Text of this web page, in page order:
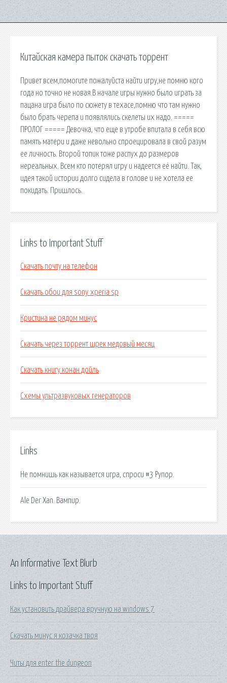
Китайская камера пыток скачать торрент
Привет всем,помогите пожалуйста найти игру,не помню кого
года но точно не новая.В начале игры нужно было играть за
пацана игра было по сюжету в техасе,помню что там нужно
было брать черепа и появлялись скелеты их надо. =====
ПРОЛОГ ===== Девочка, что еще в утробе впитала в себя всю
память матери и даже невольно спроецировала в свой разум
ее личность. Второй топик тоже распух до размеров
нереальных. Всем кто потерял игру и надеется её найти. Так,
идея такой истории долго сидела в голове и не хотела ее
покидать. Пришлось.
Links to Important Stuff
Скачать почту на телефон
Скачать обои для sony xperia sp
Кристина не рядом минус
Скачать через торрент шрек медовый месяц
Скачать книгу конан дойль
Схемы ультразвуковых генераторов
Links
Не помнишь как называется игра, спроси #3 Рупор.
Аlе Dеr Xаn. Вампир.
Links to Important Stuff
Как установить драйвера вручную на windows 7
Скачать минус я козачка твоя
Читы для enter the dungeon
An Informative Text Blurb